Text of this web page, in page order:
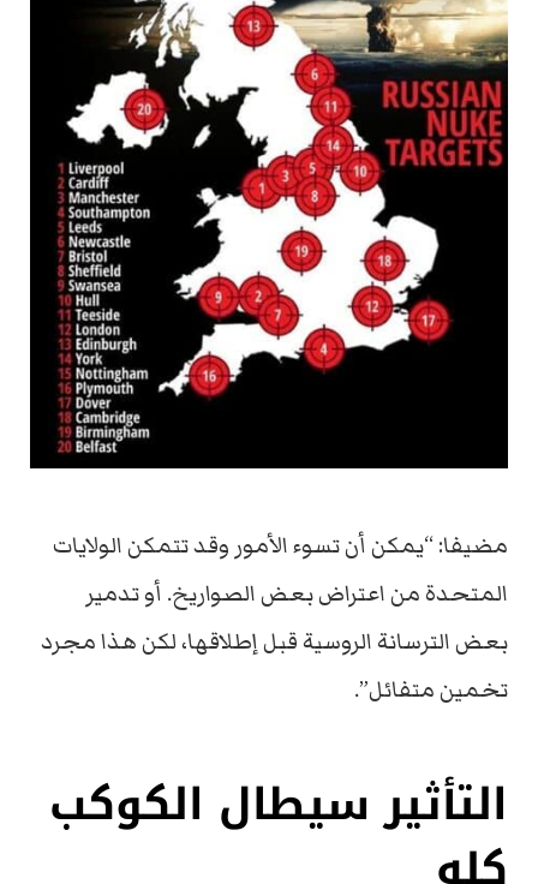
مضيفا: “يمكن أن تسوء الأمور وقد تتمكن الولايات
المتحدة من اعتراض بعض الصواريخ. أو تدمير
بعض الترسانة الروسية قبل إطلاقها، لكن هذا مجرد
تخمين متفائل”.
التأثير سيطال الكوكب